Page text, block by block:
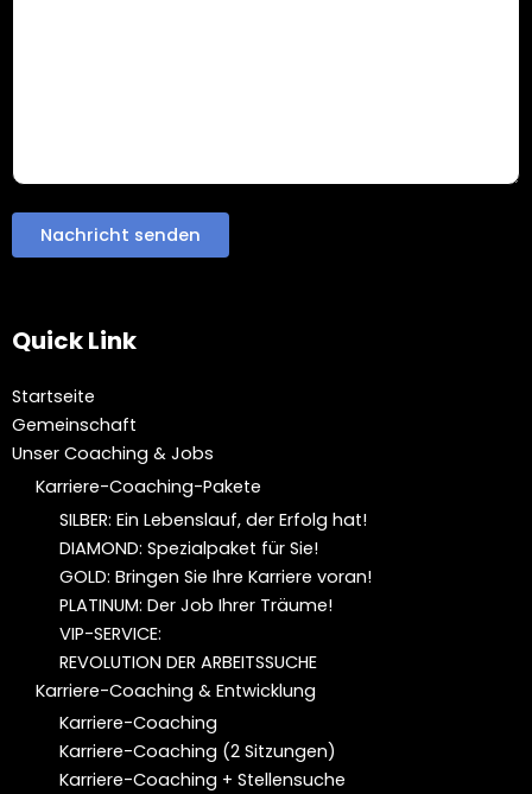
Quick Link
Startseite
Gemeinschaft
Unser Coaching & Jobs
Karriere-Coaching-Pakete
SILBER: Ein Lebenslauf, der Erfolg hat!
DIAMOND: Spezialpaket für Sie!
GOLD: Bringen Sie Ihre Karriere voran!
PLATINUM: Der Job Ihrer Träume!
VIP-SERVICE:
REVOLUTION DER ARBEITSSUCHE
Karriere-Coaching & Entwicklung
Karriere-Coaching
Karriere-Coaching (2 Sitzungen)
Karriere-Coaching + Stellensuche